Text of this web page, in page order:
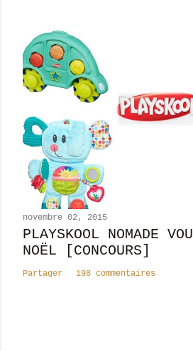
novembre 02, 2015
PLAYSKOOL NOMADE
NOËL [CONCOURS]
Partager 198 commentaires